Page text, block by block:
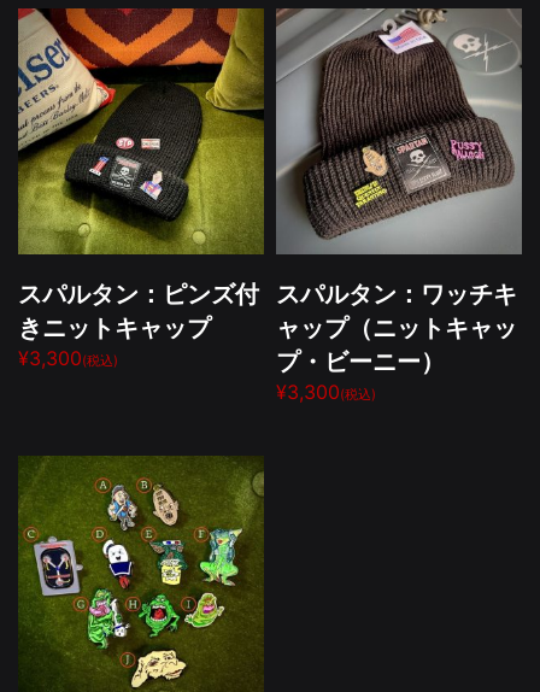
スパルタン：ピンズ付
きニットキャップ
¥3,300(税込)
スパルタン：ワッチキ
ャップ（ニットキャッ
プ・ビーニー）
¥3,300(税込)